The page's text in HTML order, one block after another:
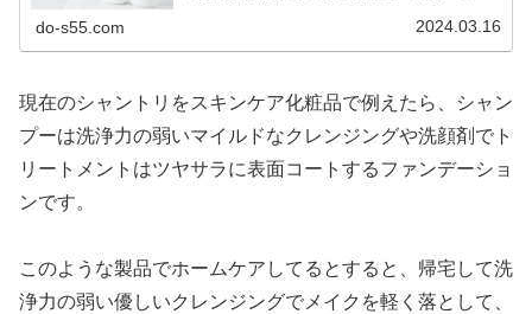
do-s55.com 2024.03.16
現在のシャントリをスキンケア化粧品で例えたら、シャン
プーは洗浄力の弱いマイルドなクレンジングや洗顔剤でト
リートメントはツヤサラに表面コートするファンデーショ
ンです。
このような製品でホームケアしてるとすると、帰宅して洗
浄力の弱い優しいクレンジングでメイクを軽く落として、